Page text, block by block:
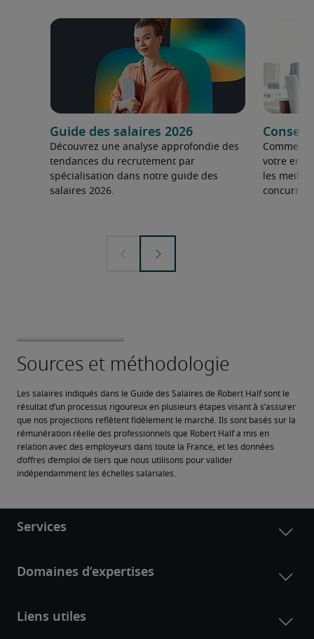
Guide des salaires 2026
Découvrez une analyse approfondie des
tendances du recrutement par
spécialisation dans notre guide des
salaires 2026.
Comment
votre
les
Les salaires indiqués dans le Guide des Salaires de Robert Half sont le
résultat d’un processus rigoureux en plusieurs étapes visant à s’assurer
que nos projections reflètent fidèlement le marché. Ils sont basés sur la
rémunération réelle des professionnels que Robert Half a mis en
relation avec des employeurs dans toute la France, et les données
d’offres d’emploi de tiers que nous utilisons pour valider
indépendamment les échelles salariales.